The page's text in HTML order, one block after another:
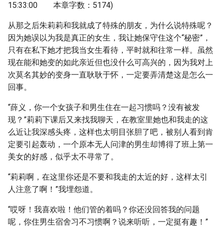
15:33:00 本章字数：5174)
从那之后朱莉莉和我就成了特殊的朋友，为什么说特殊呢？
因为她误以为我是真正的女生，我让她保守住这个“秘密”，
只有在私下她才把我当女生看待，平时就和往常一样。虽然
现在能和她变的如此亲近但也没什么可高兴的，因为我对上
次莫名其妙的变身一直耿耿于怀，一定要弄清楚这是怎么一
回事。
“薛义，你一个女孩子和男生住在一起习惯吗？没有被发
现？”莉莉下课后又来找我聊天，在教室里她也和我走的这
么近让我深感头疼，这样也太明目张胆了吧，被别人看到肯
定要引起轰动，一个原本无人问津的男生却博得了班上第一
美女的好感，似乎太不寻常了。
“莉莉啊，在这里你还是不要和我走的太近的好，这样太引
人注意了啊！”我埋怨道。
“哎呀！我喜欢啦！他们管的着吗？你还没回答我的问题
呢，你住男生宿舍习不习惯啊？说来听听，一定挺有趣！”